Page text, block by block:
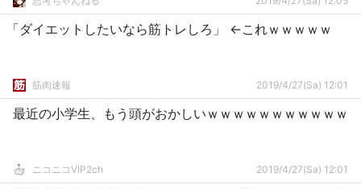
「ダイエットしたいなら筋トレしろ」 ←これｗｗｗｗｗ
筋肉速報 2019/4/27(Sa) 12:01
最近の小学生、もう頭がおかしいｗｗｗｗｗｗｗｗｗｗｗ
ニコニコVIP2ch 2019/4/27(Sa) 12:01